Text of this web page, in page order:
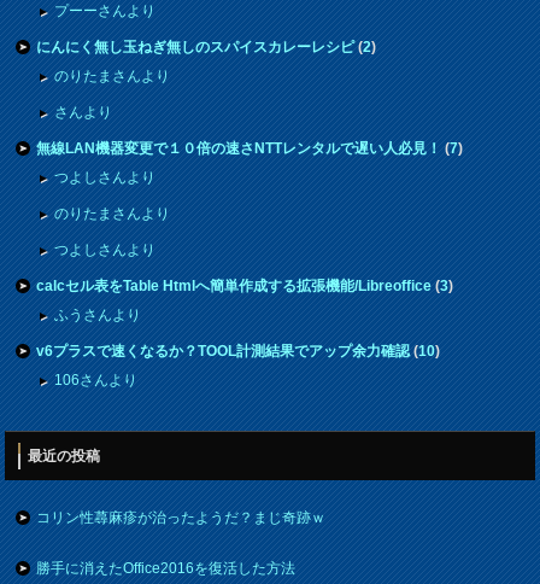
プーーさんより
にんにく無し玉ねぎ無しのスパイスカレーレシピ(2)
のりたまさんより
さんより
無線LAN機器変更で１０倍の速さNTTレンタルで遅い人必見！(7)
つよしさんより
のりたまさんより
つよしさんより
calcセル表をTable Htmlへ簡単作成する拡張機能/Libreoffice(3)
ふうさんより
v6プラスで速くなるか？TOOL計測結果でアップ余力確認(10)
106さんより
最近の投稿
コリン性蕁麻疹が治ったようだ？まじ奇跡ｗ
勝手に消えたOffice2016を復活した方法